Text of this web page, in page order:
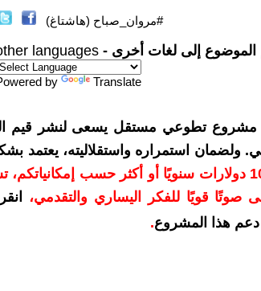
#مروان_صباح (هاشتاغ)
الموضوع إلى لغات أخرى - languages
by Translate
مشروع تطوعي مستقل يسعى لنشر قيم
ولضمان استمراره واستقلاليته،
بدعمكم بمبلغ 10 دولارات سنويًا أو أكثر حسب
صوتًا قويًا للفكر اليساري والتقدمي،
هذا المشروع.